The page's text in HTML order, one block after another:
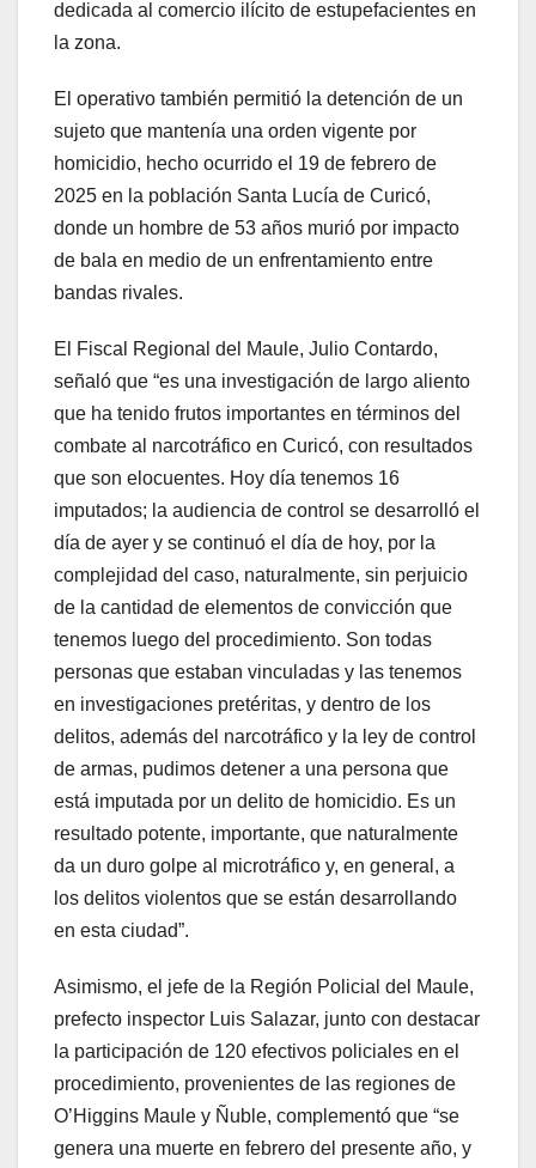
dedicada al comercio ilícito de estupefacientes en
la zona.
El operativo también permitió la detención de un
sujeto que mantenía una orden vigente por
homicidio, hecho ocurrido el 19 de febrero de
2025 en la población Santa Lucía de Curicó,
donde un hombre de 53 años murió por impacto
de bala en medio de un enfrentamiento entre
bandas rivales.
El Fiscal Regional del Maule, Julio Contardo,
señaló que “es una investigación de largo aliento
que ha tenido frutos importantes en términos del
combate al narcotráfico en Curicó, con resultados
que son elocuentes. Hoy día tenemos 16
imputados; la audiencia de control se desarrolló el
día de ayer y se continuó el día de hoy, por la
complejidad del caso, naturalmente, sin perjuicio
de la cantidad de elementos de convicción que
tenemos luego del procedimiento. Son todas
personas que estaban vinculadas y las tenemos
en investigaciones pretéritas, y dentro de los
delitos, además del narcotráfico y la ley de control
de armas, pudimos detener a una persona que
está imputada por un delito de homicidio. Es un
resultado potente, importante, que naturalmente
da un duro golpe al microtráfico y, en general, a
los delitos violentos que se están desarrollando
en esta ciudad”.
Asimismo, el jefe de la Región Policial del Maule,
prefecto inspector Luis Salazar, junto con destacar
la participación de 120 efectivos policiales en el
procedimiento, provenientes de las regiones de
O’Higgins Maule y Ñuble, complementó que “se
genera una muerte en febrero del presente año, y